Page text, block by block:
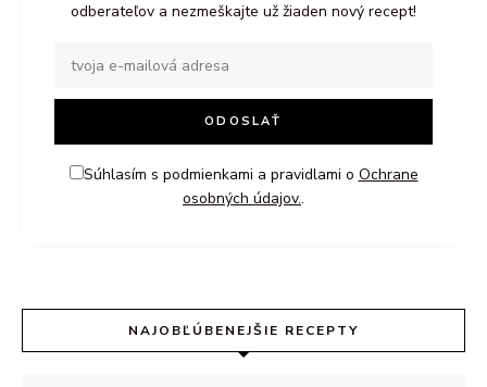
odberateľov a nezmeškajte už žiaden nový recept!
Súhlasím s podmienkami a pravidlami o Ochrane
osobných údajov..
NAJOBĽÚBENEJŠIE RECEPTY